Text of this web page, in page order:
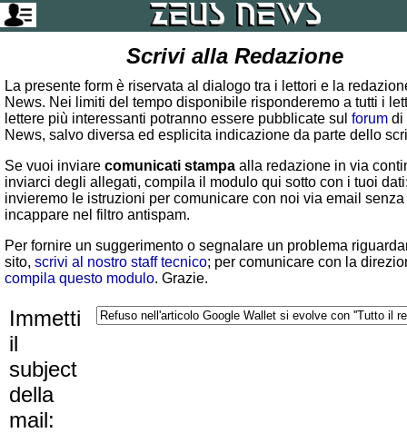
Scrivi alla Redazione
La presente form è riservata al dialogo tra i lettori e la
News. Nei limiti del tempo disponibile risponderemo a tutti i
lettere più interessanti potranno essere pubblicate sul forum di
News, salvo diversa ed esplicita indicazione da parte dello
Se vuoi inviare comunicati stampa alla redazione in via
inviarci degli allegati, compila il modulo qui sotto con i tuoi
invieremo le istruzioni per comunicare con noi via email senza
incappare nel filtro antispam.
Per fornire un suggerimento o segnalare un problema
sito, scrivi al nostro staff tecnico; per comunicare con la
compila questo modulo. Grazie.
Immetti
il
subject
della
mail: